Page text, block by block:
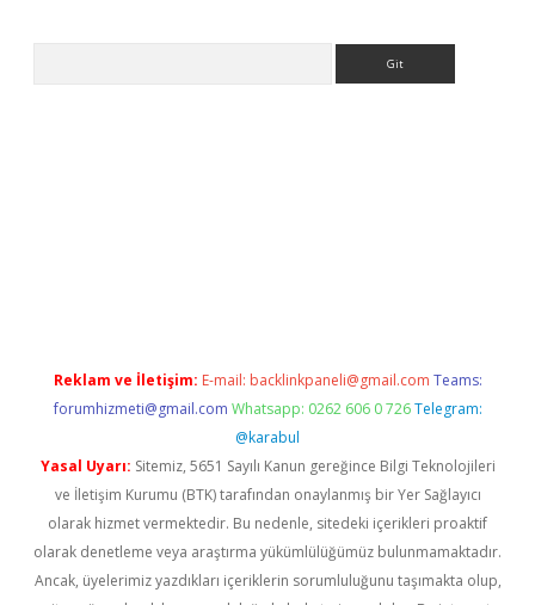
Reklam ve İletişim: E-mail: backlinkpaneli@gmail.com Teams:
forumhizmeti@gmail.com Whatsapp: 0262 606 0 726 Telegram:
@karabul
Yasal Uyarı: Sitemiz, 5651 Sayılı Kanun gereğince Bilgi Teknolojileri
ve İletişim Kurumu (BTK) tarafından onaylanmış bir Yer Sağlayıcı
olarak hizmet vermektedir. Bu nedenle, sitedeki içerikleri proaktif
olarak denetleme veya araştırma yükümlülüğümüz bulunmamaktadır.
Ancak, üyelerimiz yazdıkları içeriklerin sorumluluğunu taşımakta olup,